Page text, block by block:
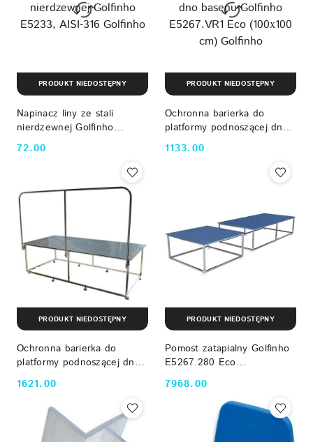
Napinacz liny ze stali
nierdzewnej Golfinho
E5233, AISI-316 Golfinho
Cena:
72.00
PRODUKT NIEDOSTĘPNY
Ochronna barierka do
platformy podnoszącej dno
basenu Golfinho E5267.VR1
Eco (100х100 cm) Golfinho
Cena:
1133.00
PRODUKT NIEDOSTĘPNY
Ochronna barierka do
platformy podnoszącej dno
basenu Golfinho E5267.VR2
Eco (200х100 cm) Golfinho
Cena:
1621.00
PRODUKT NIEDOSTĘPNY
Pomost zatapialny Golfinho
E5267.280 Eco
(200x100x80 cm, AISI-316)
Golfinho
Cena:
7968.00
PRODUKT NIEDOSTĘPNY